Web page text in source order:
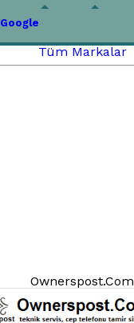
Google
Tüm Markalar
Ownerspost.Com